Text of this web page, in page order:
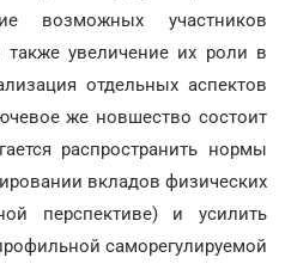
возможных участников
увеличение их роли в
отдельных аспектов
же новшество состоит
распространить нормы
вкладов физических
перспективе) и усилить
саморегулируемой